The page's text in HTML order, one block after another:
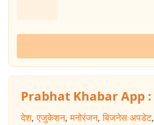
Prabhat Khabar App :
देश, एजुकेशन, मनोरंजन, बिजनेस अपडेट,